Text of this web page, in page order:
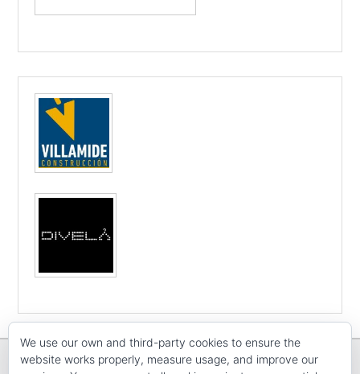
We use our own and third-party cookies to ensure the
website works properly, measure usage, and improve our